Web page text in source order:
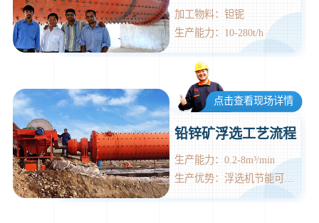
加工物料：钽铌
生产能力：10-280t/h
点击查看现场详情
铅锌矿浮选工艺流程
生产能力：0.2-8m³/min
生产优势：浮选机节能可达到60%